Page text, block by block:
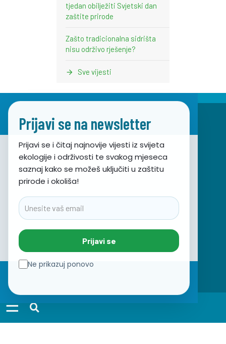
tjedan obilježiti Svjetski dan
zaštite prirode
Zašto tradicionalna sidrišta
nisu održivo rješenje?
Sve vijesti
Prijavi se na newsletter
Prijavi se i čitaj najnovije vijesti iz svijeta
ekologije i održivosti te svakog mjeseca
saznaj kako se možeš uključiti u zaštitu
prirode i okoliša!
Email
Prijavi se
Ne prikazuj ponovo
Udruga za prirodu, okoliš i održivi razvoj Sunce
Obala hrvatskog narodnog preporoda 7
21000 Split, Hrvatska
email:info@sunce-st.org
Tel: +385.21.360779
Fax: +385.21.317254
☰